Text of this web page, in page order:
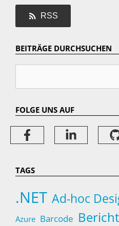
RSS
BEITRÄGE DURCHSUCHEN
FOLGE UNS AUF
TAGS
.NET Ad-hoc
Azure Barcode